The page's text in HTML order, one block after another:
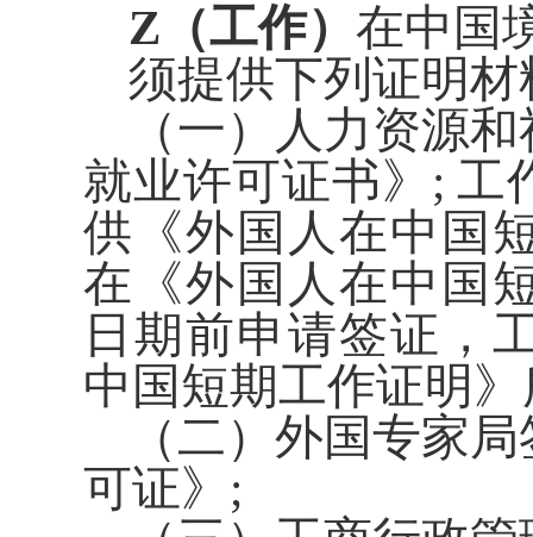
Z（工作） 在中国
须提供下列证明材
（一）人力资源
就业许可证书》; 工
供《外国人在中国
在《外国人在中国
日期前申请签证，
中国短期工作证明
（二）外国专家
可证》;